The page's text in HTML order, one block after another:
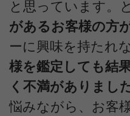
と思っています。
があるお客様の方が
ーに興味を持たれ
様を鑑定しても結
く不満がありました
悩みながら、お客